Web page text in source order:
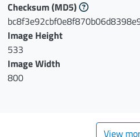
Checksum(MD5)
Image Height
533
Image Width
800
View